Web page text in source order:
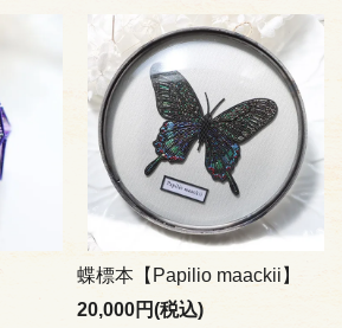
蝶標本【Papilio maackii】
20,000円(税込)